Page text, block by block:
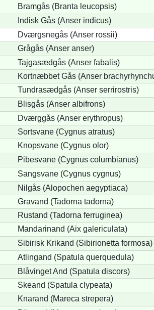
Bramgås (Branta leucopsis)
Indisk Gås (Anser indicus)
Dværgsnegås (Anser rossii)
Grågås (Anser anser)
Tajgasædgås (Anser fabalis)
Kortnæbbet Gås (Anser
Tundrasædgås (Anser serrirostris)
Blisgås (Anser albifrons)
Dværggås (Anser erythropus)
Sortsvane (Cygnus atratus)
Knopsvane (Cygnus olor)
Pibesvane (Cygnus columbianus)
Sangsvane (Cygnus cygnus)
Nilgås (Alopochen aegyptiaca)
Gravand (Tadorna tadorna)
Rustand (Tadorna ferruginea)
Mandarinand (Aix galericulata)
Sibirisk Krikand (Sibirionetta formosa)
Atlingand (Spatula querquedula)
Blåvinget And (Spatula discors)
Skeand (Spatula clypeata)
Knarand (Mareca strepera)